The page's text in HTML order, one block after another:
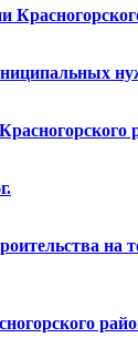
на